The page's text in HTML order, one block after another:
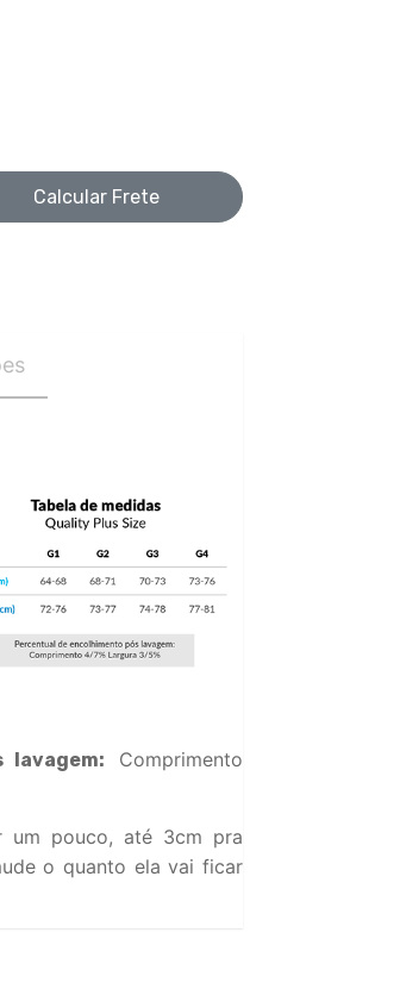
Calcular Frete
lavagem:
Comprimento
um pouco, até 3cm pra
o quanto ela vai ficar